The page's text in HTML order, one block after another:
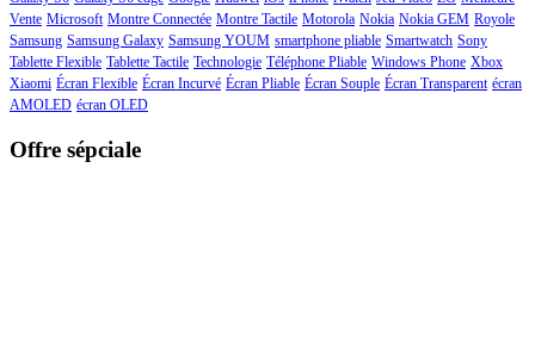
Vente Microsoft Montre Connectée Montre Tactile Motorola Nokia Nokia GEM Royole
Samsung Samsung Galaxy Samsung YOUM smartphone pliable Smartwatch Sony
Tablette Flexible Tablette Tactile Technologie Téléphone Pliable Windows Phone Xbox
Xiaomi Écran Flexible Écran Incurvé Écran Pliable Écran Souple Écran Transparent écran
AMOLED écran OLED
Offre sépciale